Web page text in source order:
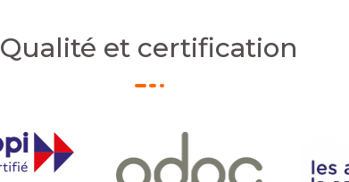
Qualité et certification